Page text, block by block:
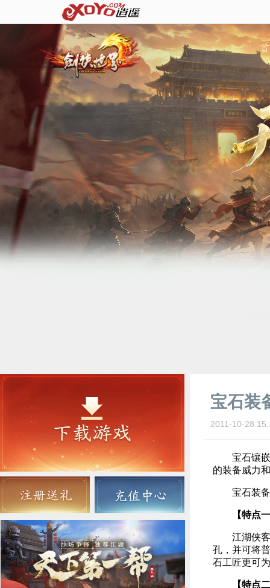
宝石装
2011-10-28
宝石镶嵌
的装备威力
宝石装备
【特点
江湖侠客
孔，并可将
石工匠更可
【特点